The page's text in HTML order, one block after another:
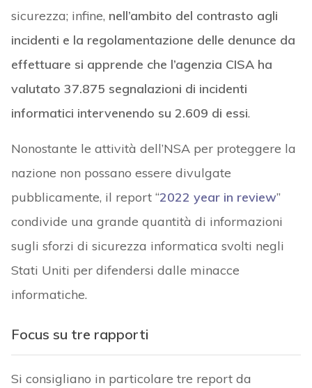
sicurezza; infine, nell’ambito del contrasto agli
incidenti e la regolamentazione delle denunce da
effettuare si apprende che l’agenzia CISA ha
valutato 37.875 segnalazioni di incidenti
informatici intervenendo su 2.609 di essi.
Nonostante le attività dell’NSA per proteggere la
nazione non possano essere divulgate
pubblicamente, il report “2022 year in review”
condivide una grande quantità di informazioni
sugli sforzi di sicurezza informatica svolti negli
Stati Uniti per difendersi dalle minacce
informatiche.
Focus su tre rapporti
Si consigliano in particolare tre report da